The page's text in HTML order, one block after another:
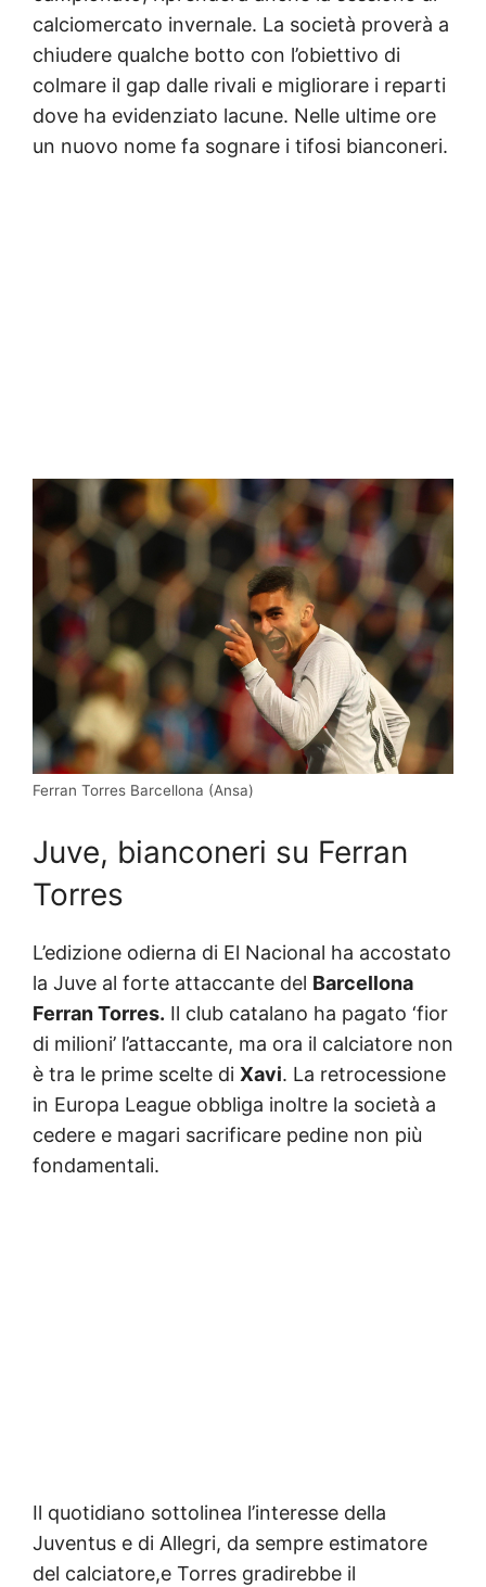
calciomercato invernale. La società proverà a
chiudere qualche botto con l’obiettivo di
colmare il gap dalle rivali e migliorare i reparti
dove ha evidenziato lacune. Nelle ultime ore
un nuovo nome fa sognare i tifosi bianconeri.
Ferran Torres Barcellona (Ansa)
Juve, bianconeri su Ferran
Torres
L’edizione odierna di El Nacional ha accostato
la Juve al forte attaccante del Barcellona
Ferran Torres. Il club catalano ha pagato ‘fior
di milioni’ l’attaccante, ma ora il calciatore non
è tra le prime scelte di Xavi. La retrocessione
in Europa League obbliga inoltre la società a
cedere e magari sacrificare pedine non più
fondamentali.
Il quotidiano sottolinea l’interesse della
Juventus e di Allegri, da sempre estimatore
del calciatore,e Torres gradirebbe il